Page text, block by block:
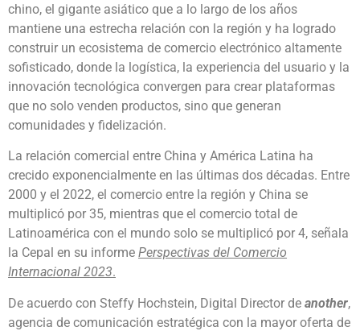
chino, el gigante asiático que a lo largo de los años
mantiene una estrecha relación con la región y ha logrado
construir un ecosistema de comercio electrónico altamente
sofisticado, donde la logística, la experiencia del usuario y la
innovación tecnológica convergen para crear plataformas
que no solo venden productos, sino que generan
comunidades y fidelización.
La relación comercial entre China y América Latina ha
crecido exponencialmente en las últimas dos décadas. Entre
2000 y el 2022, el comercio entre la región y China se
multiplicó por 35, mientras que el comercio total de
Latinoamérica con el mundo solo se multiplicó por 4, señala
la Cepal en su informe Perspectivas del Comercio
Internacional 2023.
De acuerdo con Steffy Hochstein, Digital Director de another,
agencia de comunicación estratégica con la mayor oferta de